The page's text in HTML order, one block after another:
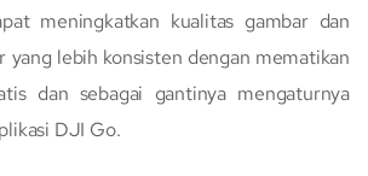
meningkatkan kualitas gambar dan
yang lebih konsisten dengan mematikan
dan sebagai gantinya mengaturnya
DJI Go.